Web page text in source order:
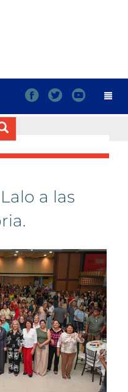
f t y
a las